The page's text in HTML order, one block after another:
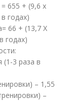
655 + (9,6 x
годах)
66 + (13,7 X
годах)
(1-3 раза в
– 1,55
–